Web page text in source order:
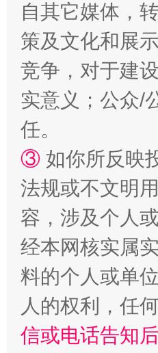
漫山遍野的桃花与雪山、麦
招工难、用工荒背后
自其它媒体，
策及文化和展
竞争，对于建
实意义；公众/
任。
③ 如你所反映
法规或不文明
容，涉及个人
经本网核实属
料的个人或单
人的权利，任
信或电话告知